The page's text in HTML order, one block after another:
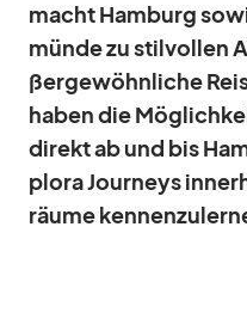
macht Ham­burg
münde zu stil­vol­len
ßer­ge­wöhn­li­che
ha­ben die
di­rekt ab und bis
plora Jour­neys
räume